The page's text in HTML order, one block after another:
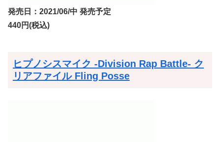
発売日：2021/06/中 発売予定
440円(税込)
ヒプノシスマイク -Division Rap Battle- ク
リアファイル Fling Posse